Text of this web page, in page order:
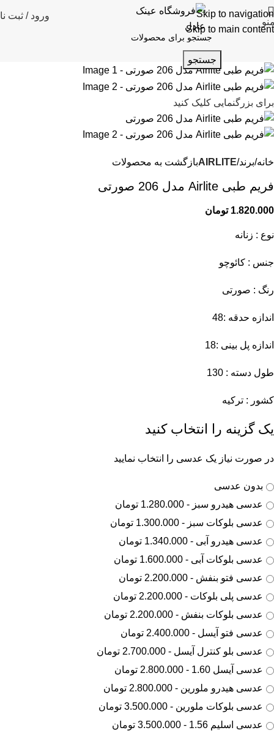
Skip to navigation
Skip to main content
ورود / ثبت
جستجو
برای بزرگنمایی کلیک کنید
خانه برند AIRLITEبازگشت به محصولات
فریم طبی Airlite مدل 206 صورتی
1.820.000 تومان
نوع : زنانه
جنس : کائوچو
رنگ : صورتی
اندازه حدقه :48
اندازه پل بینی :18
طول دسته : 130
کشور : ترکیه
یک گزینه را انتخاب کنید
در صورت نیاز یک عدسی را انتخاب نمایید
بدون عدسی
عدسی هیدرو سبز - 1.280.000 تومان
عدسی بلوکات سبز - 1.300.000 تومان
عدسی هیدرو آبی - 1.340.000 تومان
عدسی بلوکات آبی - 1.600.000 تومان
عدسی فتو بنفش - 2.200.000 تومان
عدسی پلی بلوکات - 2.200.000 تومان
عدسی بلوکات بنفش - 2.200.000 تومان
عدسی فتو آیسل - 2.400.000 تومان
عدسی بلو کنترل آیسل - 2.700.000 تومان
عدسی آیسل 1.60 - 2.800.000 تومان
عدسی هیدرو ملورین - 2.800.000 تومان
عدسی بلوکات ملورین - 3.500.000 تومان
عدسی اسلیم 1.56 - 3.500.000 تومان